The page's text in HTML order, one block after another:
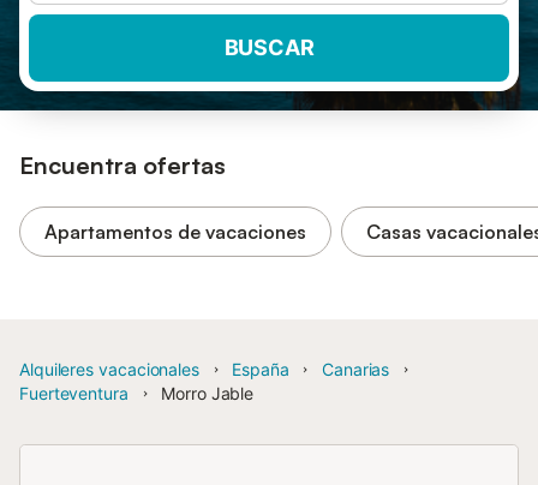
BUSCAR
Encuentra ofertas
Apartamentos de vacaciones Casas
Alquileres vacacionales España
Canarias
Fuerteventura
Morro Jable